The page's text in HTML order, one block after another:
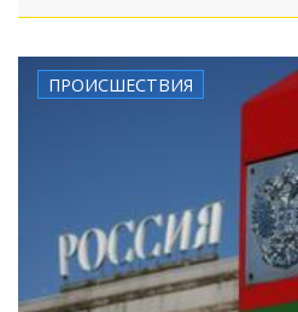
ПРОИСШЕСТВИЯ